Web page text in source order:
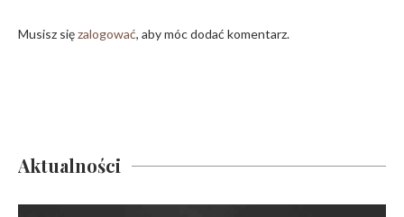
Musisz sięzalogować, aby móc dodać komentarz.
Aktualności